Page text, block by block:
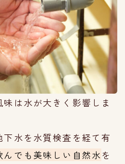
は水が大きく影響しま
水を水質検査を経て有
んでも美味しい自然水を